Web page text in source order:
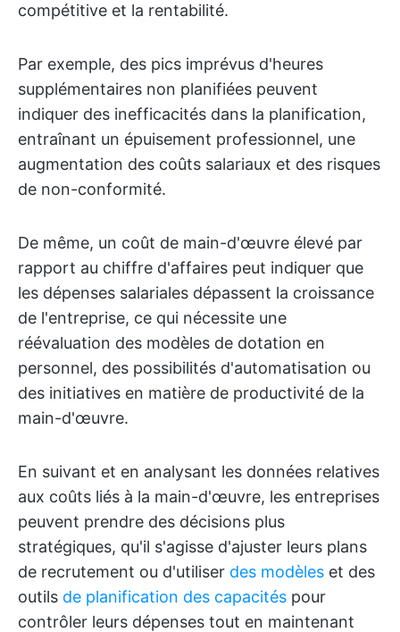
compétitive et la rentabilité.
Par exemple, des pics imprévus d'heures
supplémentaires non planifiées peuvent
indiquer des inefficacités dans la planification,
entraînant un épuisement professionnel, une
augmentation des coûts salariaux et des risques
de non-conformité.
De même, un coût de main-d'œuvre élevé par
rapport au chiffre d'affaires peut indiquer que
les dépenses salariales dépassent la croissance
de l'entreprise, ce qui nécessite une
réévaluation des modèles de dotation en
personnel, des possibilités d'automatisation ou
des initiatives en matière de productivité de la
main-d'œuvre.
En suivant et en analysant les données relatives
aux coûts liés à la main-d'œuvre, les entreprises
peuvent prendre des décisions plus
stratégiques, qu'il s'agisse d'ajuster leurs plans
de recrutement ou d'utiliser des modèles et des
outils de planification des capacités pour
contrôler leurs dépenses tout en maintenant